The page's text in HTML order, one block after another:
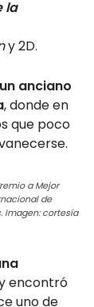
la
y 2D.
anciano
, donde en
que poco
a Mejor
de
Imagen: cortesía
encontró
uno de